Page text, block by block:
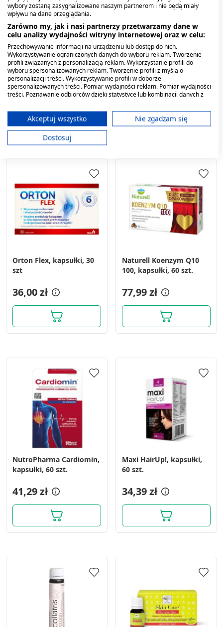
OstroVit Marine
Collagen+Hyaluronic
Acid+Witamin C,
kapsułki, 120szt.
27,59 zł
Naturell Koenzym Q10
100, kapsułki, 120 szt
134,49 zł
Orton Flex, kapsułki, 30
szt
36,00 zł
Naturell Koenzym Q10
100, kapsułki, 60 szt.
77,99 zł
NutroPharma Cardiomin,
kapsułki, 60 szt.
41,29 zł
Maxi HairUp!, kapsułki,
60 szt.
34,39 zł
wybory zostaną zasygnalizowane naszym partnerom i nie będą miały
wpływu na dane przeglądania.
Zarówno my, jak i nasi partnerzy przetwarzamy dane w
celu analizy wydajności witryny internetowej oraz w celu:
Przechowywanie informacji na urządzeniu lub dostęp do nich.
Wykorzystywanie ograniczonych danych do wyboru reklam. Tworzenie
profili związanych z personalizacją reklam. Wykorzystanie profili do
wyboru spersonalizowanych reklam. Tworzenie profili z myślą o
personalizacji treści. Wykorzystywanie profili w doborze
spersonalizowanych treści. Pomiar wydajności reklam. Pomiar wydajności
treści. Poznawanie odbiorców dzięki statystyce lub kombinacji danych z
ograniczonych danych do wyboru treści.
Dane mogą być udostępniane poza Unię Europejską i wysyłane do USA.
Twoja zgoda i polityka cookie dotyczą wyłącznie tej witryny/aplikacji.
Wyświetl listę partnerów (11 dostawców IAB)
Przechowywanie informacji na urządzeniu
lub dostęp do nich
Wykorzystywanie ograniczonych danych do
wyboru reklam
Wykorzystanie profili do wyboru
Tworzenie profili w celu personalizacji treści
Wykorzystywanie profili w celu doboru
spersonalizowanych treści
Pomiar efektywności treści
Rozumienie odbiorców dzięki statystyce lub
kombinacji danych z różnych źródeł
Rozwój i ulepszanie usług
Wykorzystywanie ograniczonych danych do
wyboru treści
Funkcje specjalne IAB:
geolokalizacyjnych
Identyfikowanie urządzeń na podstawie
aktywnie żądanych informacji
Cele przetwarzania inne niż IAB:
Wydajność (Performance)
Reklama / śledzenie
Akceptuj wszystko
Nie zgadzam się
Dostosuj